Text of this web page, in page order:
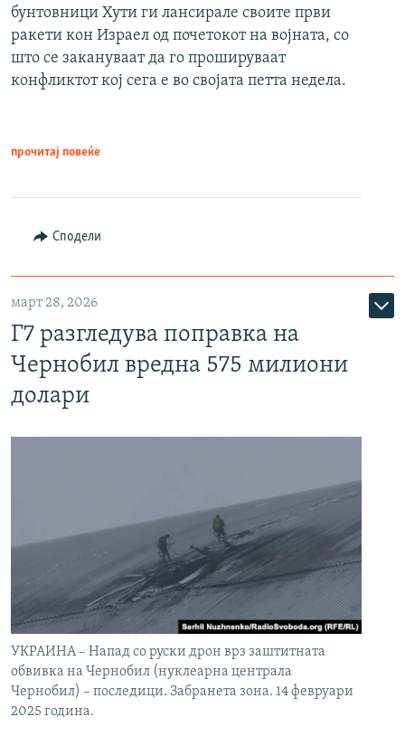
бунтовници Хути ги лансирале своите први
ракети кон Израел од почетокот на војната, со
што се закануваат да го прошируваат
конфликтот кој сега е во својата петта недела.
прочитај повеќе
Сподели
март 28, 2026
Г7 разгледува поправка на
Чернобил вредна 575 милиони
долари
УКРАИНА – Напад со руски дрон врз заштитната
обвивка на Чернобил (нуклеарна централа
Чернобил) – последици. Забранета зона. 14 февруари
2025 година.